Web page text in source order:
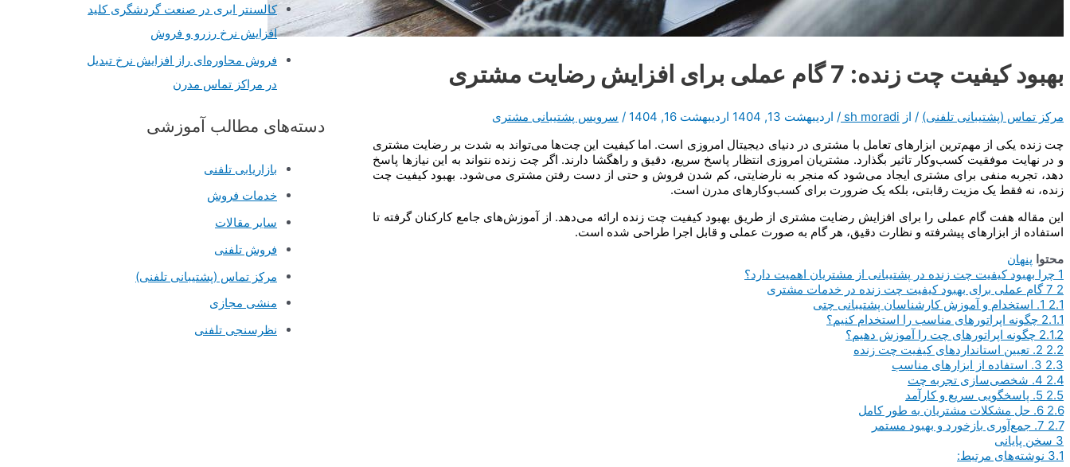
بهبود کیفیت چت زنده: 7 گام عملی برای افزایش رضایت مشتری
مرکز تماس (پشتیبانی تلفنی) / از sh moradi
/ اردیبهشت 13, 1404 اردیبهشت 16, 1404 / سرویس پشتیبانی مشتری
چت زنده یکی از مهم‌ترین ابزارهای تعامل با مشتری در دنیای دیجیتال امروزی است. اما کیفیت این چت‌ها می‌تواند به شدت بر رضایت مشتری
و در نهایت موفقیت کسب‌وکار تاثیر بگذارد. مشتریان امروزی انتظار پاسخ سریع، دقیق و راهگشا دارند. اگر چت زنده نتواند به این نیازها پاسخ
دهد، تجربه منفی برای مشتری ایجاد می‌شود که منجر به نارضایتی، کم شدن فروش و حتی از دست رفتن مشتری می‌شود. بهبود کیفیت چت
زنده، نه فقط یک مزیت رقابتی، بلکه یک ضرورت برای کسب‌وکارهای مدرن است.
این مقاله هفت گام عملی را برای افزایش رضایت مشتری از طریق بهبود کیفیت چت زنده ارائه می‌دهد. از آموزش‌های جامع کارکنان گرفته تا
استفاده از ابزارهای پیشرفته و نظارت دقیق، هر گام به صورت عملی و قابل اجرا طراحی شده است.
محتوا پنهان
1 چرا بهبود کیفیت چت زنده در پشتیبانی از مشتریان اهمیت دارد؟
2 7 گام عملی برای بهبود کیفیت چت زنده در خدمات مشتری
2.1 1. استخدام و آموزش کارشناسان پشتیبانی چتی
2.1.1 چگونه اپراتورهای مناسب را استخدام کنیم؟
2.1.2 چگونه اپراتورهای چت را آموزش دهیم؟
2.2 2. تعیین استانداردهای کیفیت چت زنده
2.3 3. استفاده از ابزارهای مناسب
2.4 4. شخصی‌سازی تجربه چت
2.5 5. پاسخگویی سریع و کارآمد
2.6 6. حل مشکلات مشتریان به طور کامل
2.7 7. جمع‌آوری بازخورد و بهبود مستمر
3 سخن پایانی
3.1 نوشته‌های مرتبط:
کالسنتر ابری در صنعت گردشگری کلید
افزایش نرخ رزرو و فروش
فروش محاوره‌ای راز افزایش نرخ تبدیل
در مراکز تماس مدرن
دسته‌های مطالب آموزشی
بازاریابی تلفنی
خدمات فروش
سایر مقالات
فروش تلفنی
مرکز تماس (پشتیبانی تلفنی)
منشی مجازی
نظرسنجی تلفنی